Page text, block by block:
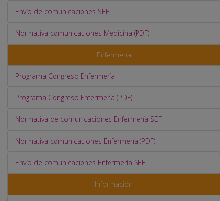
Envío de comunicaciones SEF
Normativa comunicaciones Medicina (PDF)
Enfermería
Programa Congreso Enfermería
Programa Congreso Enfermería (PDF)
Normativa de comunicaciones Enfermería SEF
Normativa comunicaciones Enfermería (PDF)
Envío de comunicaciones Enfermería SEF
Información